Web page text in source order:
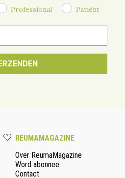
Professional Patiënt
REUMAMAGAZINE
Over ReumaMagazine
Word abonnee
Contact